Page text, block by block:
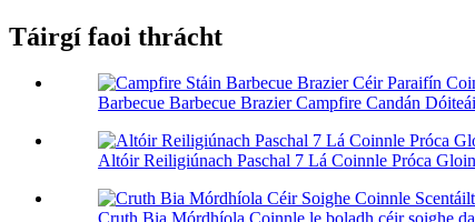
Táirgí faoi thrácht
Barbecue Barbecue Brazier Campfire Candán
Altóir Reiligiúnach Paschal 7 Lá Coinnle Próca